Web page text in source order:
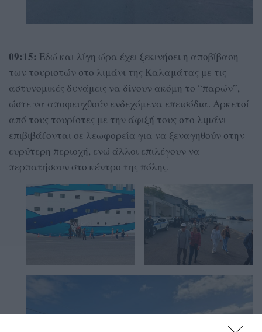
09:15: Εδώ και λίγη ώρα έχει ξεκινήσει η αποβίβαση
των τουριστών στο λιμάνι της Καλαμάτας με τις
αστυνομικές δυνάμεις να δίνουν ακόμη το “παρών”,
ώστε να αποφευχθούν ενδεχόμενα επεισόδια. Αρκετοί
από τους τουρίστες με την άφιξή τους στο λιμάνι
επιβιβάζονται σε λεωφορεία για να ξεναγηθούν στην
ευρύτερη περιοχή, ενώ άλλοι επιλέγουν να
περπατήσουν στο κέντρο της πόλης.